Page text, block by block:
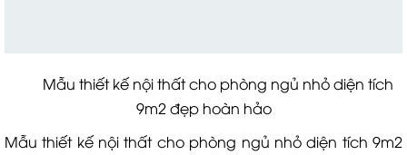
Mẫu thiết kế nội thất cho phòng ngủ nhỏ diện tích
9m2 đẹp hoàn hảo
Mẫu thiết kế nội thất cho phòng ngủ nhỏ diện tích 9m2